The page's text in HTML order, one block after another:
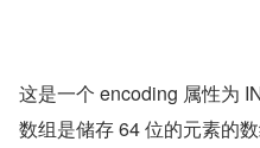
这是一个 encoding 属性为
数组是储存 64 位的元素的